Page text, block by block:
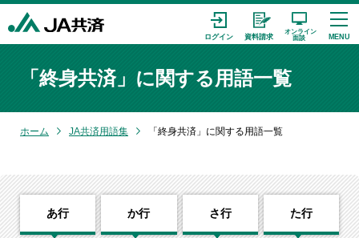
「終身共済」に関する用語一覧
ホーム JA共済用語集 「終身共済」に関する用語一覧
あ行 か行 さ行 た行